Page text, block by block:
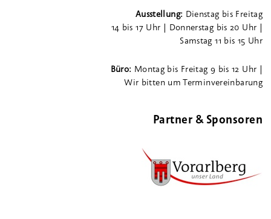
Ausstellung: Dienstag bis Freitag
14 bis 17 Uhr | Donnerstag bis 20 Uhr |
Samstag 11 bis 15 Uhr
Büro: Montag bis Freitag 9 bis 12 Uhr |
Wir bitten um Terminvereinbarung
Partner & Sponsoren